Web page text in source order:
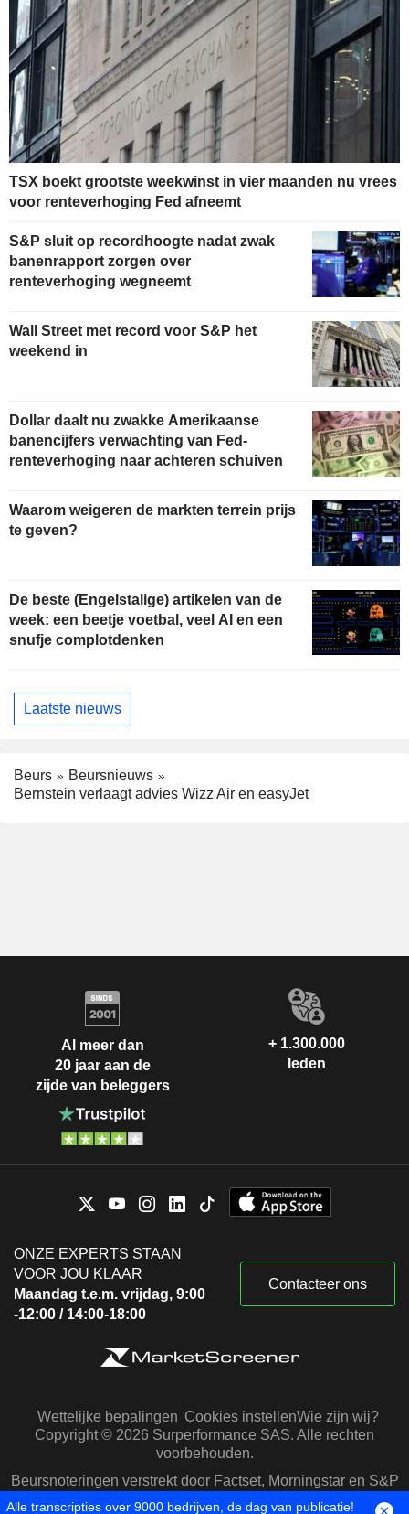
TSX boekt grootste weekwinst in vier maanden nu vrees
voor renteverhoging Fed afneemt
S&P sluit op recordhoogte nadat zwak
banenrapport zorgen over
renteverhoging wegneemt
Wall Street met record voor S&P het
weekend in
Dollar daalt nu zwakke Amerikaanse
banencijfers verwachting van Fed-
renteverhoging naar achteren schuiven
Waarom weigeren de markten terrein prijs
te geven?
De beste (Engelstalige) artikelen van de
week: een beetje voetbal, veel AI en een
snufje complotdenken
Laatste nieuws
Beurs
Beursnieuws
Bernstein verlaagt advies Wizz Air en easyJet
Al meer dan
20 jaar aan de
zijde van beleggers
+ 1.300.000
leden
ONZE EXPERTS STAAN
VOOR JOU KLAAR
Maandag t.e.m. vrijdag, 9:00
-12:00 / 14:00-18:00
Contacteer ons
Wettelijke bepalingen Cookies instellenWie zijn wij?
Copyright © 2026 Surperformance SAS. Alle rechten
voorbehouden.
Beursnoteringen verstrekt door Factset, Morningstar en S&P
Capital IQ
Alle transcripties over 9000 bedrijven, de dag van publicatie!